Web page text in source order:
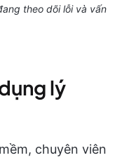
theo dõi lỗi và vấn
lý
chuyên viên